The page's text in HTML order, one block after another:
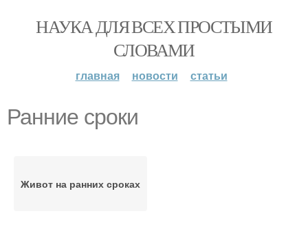
НАУКА ДЛЯ ВСЕХ ПРОСТЫМИ
СЛОВАМИ
главная новости статьи
Ранние сроки
Живот на ранних сроках